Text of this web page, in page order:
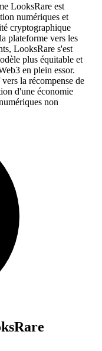
LooksRare est
numériques et
cryptographique
plateforme vers les
LooksRare s'est
plus équitable et
en plein essor.
la récompense de
d'une économie
non